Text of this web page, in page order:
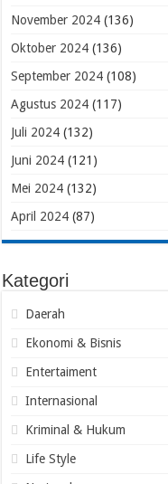
November 2024 (136)
Oktober 2024 (136)
September 2024 (108)
Agustus 2024 (117)
Juli 2024 (132)
Juni 2024 (121)
Mei 2024 (132)
April 2024 (87)
Kategori
Daerah
Ekonomi & Bisnis
Entertaiment
Internasional
Kriminal & Hukum
Life Style